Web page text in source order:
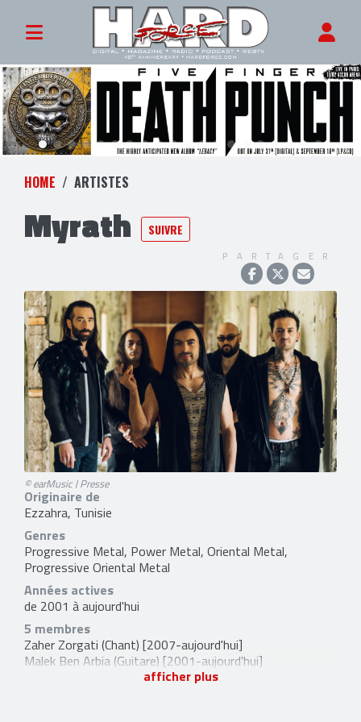
HOME ARTISTES
Myrath SUIVRE
PARTAGER
© earMusic | Presse
Originaire de
Ezzahra, Tunisie
Genres
Progressive Metal, Power Metal, Oriental Metal,
Progressive Oriental Metal
Années actives
de 2001 à aujourd'hui
5 membres
Zaher Zorgati (Chant) [2007-aujourd'hui]
Malek Ben Arbia (Guitare) [2001-aujourd'hui]
(Basse) [2006-aujourd'hui]
afficher plus